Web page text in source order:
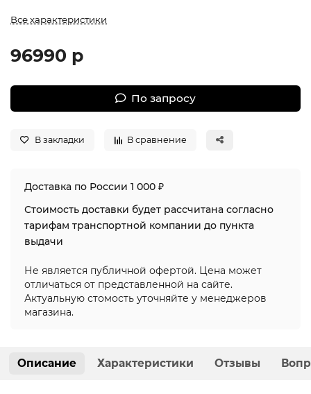
Все характеристики
96990 р
По запросу
В закладки В сравнение
Доставка по России 1 000 ₽
Стоимость доставки будет рассчитана согласно
тарифам транспортной компании до пункта
выдачи
Не является публичной офертой. Цена может
отличаться от представленной на сайте.
Актуальную стомость уточняйте у менеджеров
магазина.
Описание Характеристики Отзывы